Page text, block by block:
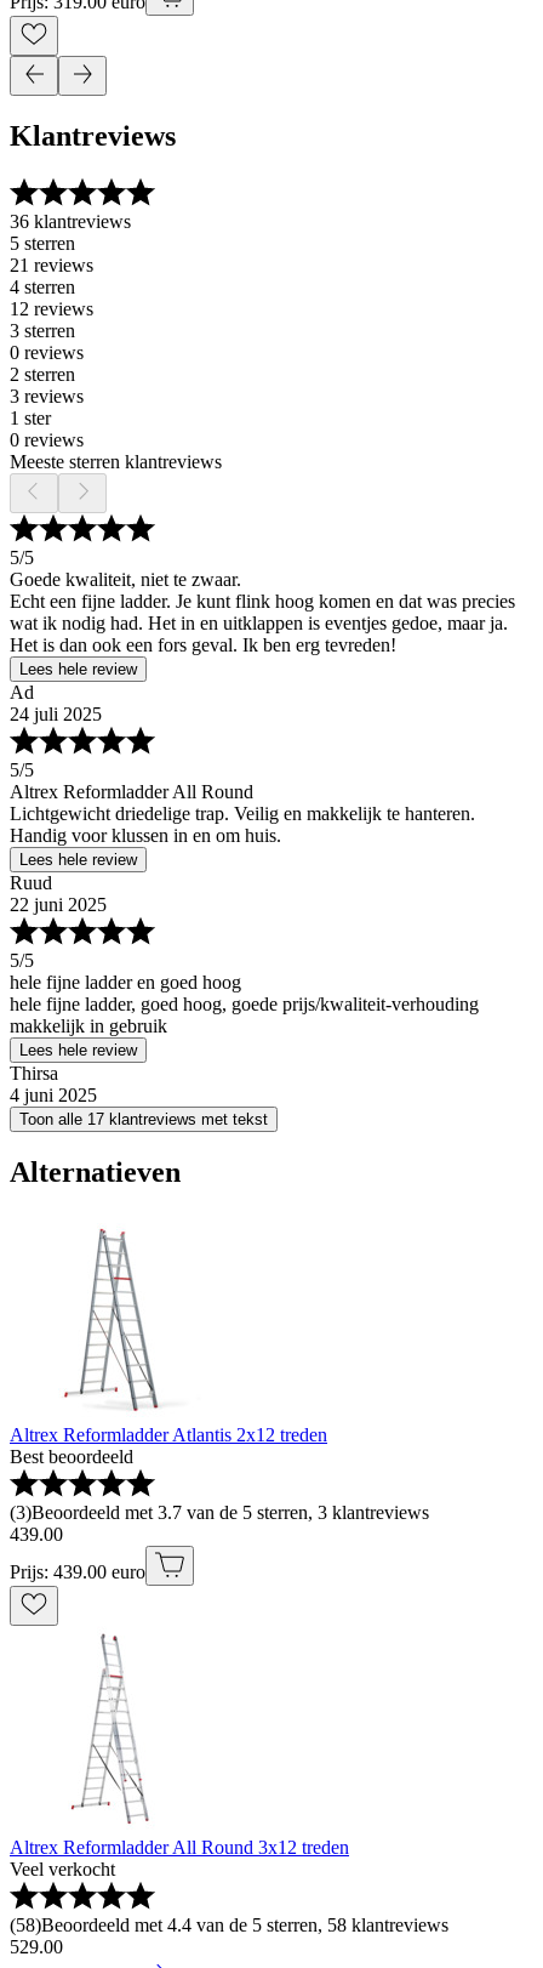
Klantreviews
36 klantreviews
5 sterren
21 reviews
4 sterren
12 reviews
3 sterren
0 reviews
2 sterren
3 reviews
1 ster
0 reviews
Meeste sterren klantreviews
5/5
Goede kwaliteit, niet te zwaar.
Echt een fijne ladder. Je kunt flink hoog komen en dat was precies
wat ik nodig had. Het in en uitklappen is eventjes gedoe, maar ja.
Het is dan ook een fors geval. Ik ben erg tevreden!
Lees hele review
Ad
24 juli 2025
5/5
Altrex Reformladder All Round
Lichtgewicht driedelige trap. Veilig en makkelijk te hanteren.
Handig voor klussen in en om huis.
Lees hele review
Ruud
22 juni 2025
5/5
hele fijne ladder en goed hoog
hele fijne ladder, goed hoog, goede prijs/kwaliteit-verhouding
makkelijk in gebruik
Lees hele review
Thirsa
4 juni 2025
Toon alle 17 klantreviews met tekst
Alternatieven
Altrex Reformladder Atlantis 2x12 treden
Best beoordeeld
(3)Beoordeeld met 3.7 van de 5 sterren, 3 klantreviews
439.00
Prijs: 439.00 euro
Altrex Reformladder All Round 3x12 treden
Veel verkocht
(58)Beoordeeld met 4.4 van de 5 sterren, 58 klantreviews
529.00